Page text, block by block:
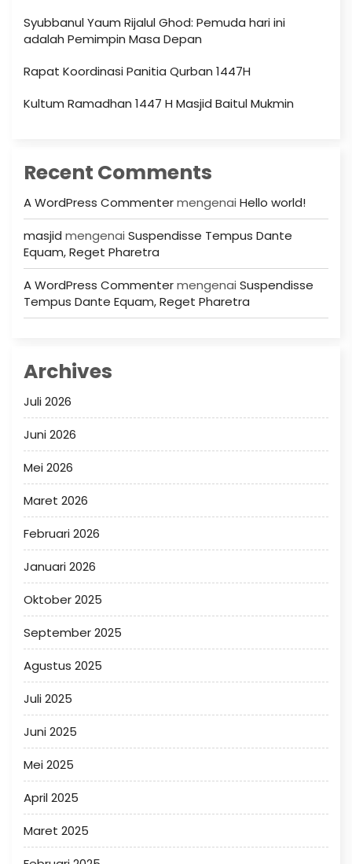
Syubbanul Yaum Rijalul Ghod: Pemuda hari ini
adalah Pemimpin Masa Depan
Rapat Koordinasi Panitia Qurban 1447H
Kultum Ramadhan 1447 H Masjid Baitul Mukmin
Recent Comments
A WordPress Commentermengenai Hello world!
masjid mengenai Suspendisse Tempus Dante
Equam, Reget Pharetra
A WordPress Commentermengenai Suspendisse
Tempus Dante Equam, Reget Pharetra
Archives
Juli 2026
Juni 2026
Mei 2026
Maret 2026
Februari 2026
Januari 2026
Oktober 2025
September 2025
Agustus 2025
Juli 2025
Juni 2025
Mei 2025
April 2025
Maret 2025